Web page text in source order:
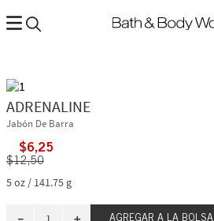
ADRENALINE
Jabón De Barra
$6,25
$12,50
5 oz / 141.75 g
＋
－ AGREGAR A LA BOLSA